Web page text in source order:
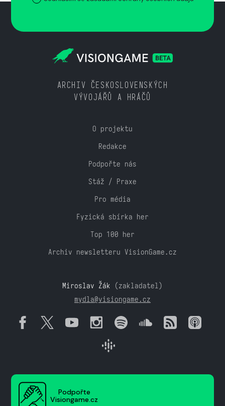
ARCHIV ČESKOSLOVENSKÝCH
VÝVOJÁŘŮ A HRÁČŮ
O projektu
Redakce
Podpořte nás
Stáž / Praxe
Pro média
Fyzická sbírka her
Top 100 her
Archiv newsletteru VisionGame.cz
Miroslav Žák (zakladatel)
mydla@visiongame.cz
Podpořte
Visiongame.cz